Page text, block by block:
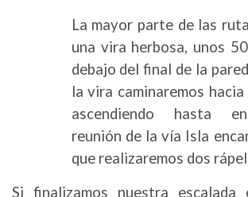
La mayor parte de las
una vira herbosa, unos
debajo del final de la
la vira caminaremos
ascendiendo hasta
reunión de la vía Isla
que realizaremos dos
Si finalizamos nuestra